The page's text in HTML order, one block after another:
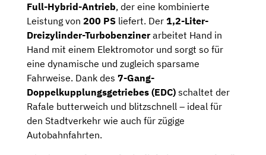
Full-Hybrid-Antrieb, der eine kombinierte
Leistung von 200 PS liefert. Der 1,2-Liter-
Dreizylinder-Turbobenzinerarbeitet Hand in
Hand mit einem Elektromotor und sorgt so für
eine dynamische und zugleich sparsame
Fahrweise. Dank des 7-Gang-
Doppelkupplungsgetriebes (EDC) schaltet der
Rafale butterweich und blitzschnell – ideal für
den Stadtverkehr wie auch für zügige
Autobahnfahrten.